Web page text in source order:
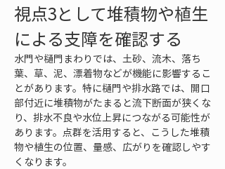
視点3として堆積物や植生
による支障を確認する
水門や樋門まわりでは、土砂、流木、落ち
葉、草、泥、漂着物などが機能に影響するこ
とがあります。特に樋門や排水路では、開口
部付近に堆積物がたまると流下断面が狭くな
り、排水不良や水位上昇につながる可能性が
あります。点群を活用すると、こうした堆積
物や植生の位置、量感、広がりを確認しやす
くなります。